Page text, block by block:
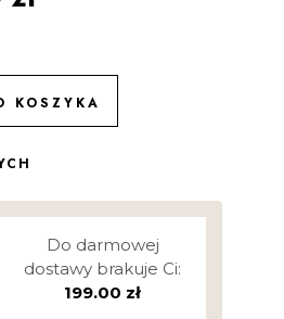
KOSZYKA
Do darmowej
dostawy brakuje Ci:
199.00 zł